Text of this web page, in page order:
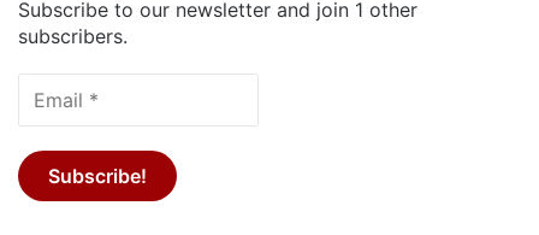
Subscribe to our newsletter and join 1 other
subscribers.